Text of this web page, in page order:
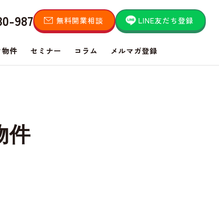
987 無料開業相談 LINE友だち登録
件 セミナー コラム メルマガ登録
件